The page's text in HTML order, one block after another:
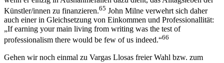
Künstler/innen zu finanzieren.65 John Milne verwehrt sich daher
auch einer in Gleichsetzung von Einkommen und Professionallität:
„If earning your main living from writing was the test of
professionalism there would be few of us indeed.“66
Gehen wir noch einmal zu Vargas Llosas freier Wahl bzw. zum